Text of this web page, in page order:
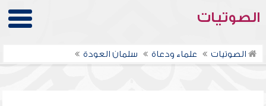
الصوتيات
الصوتيات علماء ودعاة سلمان العودة